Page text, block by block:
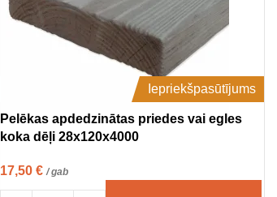
Iepriekšpasūtījums
Pelēkas apdedzinātas priedes vai egles
koka dēļi 28x120x4000
17,50€ / gab